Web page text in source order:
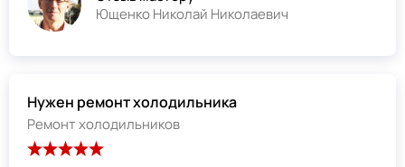
Ющенко Николай Николаевич
Нужен ремонт холодильника
Ремонт холодильников